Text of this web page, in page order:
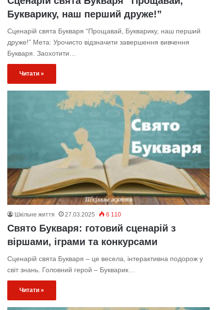
Букварику, наш перший друже!”
Сценарій свята Букваря “Прощавай, Букварику, наш перший
друже!” Мета: Урочисто відзначити завершення вивчення
Букваря. Заохотити…
Читати »
Шкільне життя 27.03.2025 6 110
Свято Букваря: готовий сценарій з
віршами, іграми та конкурсами
Сценарій свята Букваря – це весела, інтерактивна подорож у
світ знань. Головний герой – Букварик…
Читати »